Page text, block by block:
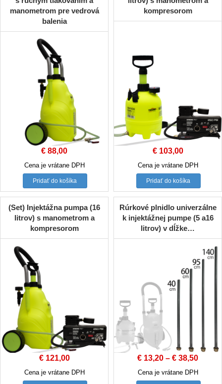
manometrom pre vedrová
balenia
€ 88,00
Cena je vrátane DPH
Pridať do košíka
kompresorom
€103,00
Cena je vrátane DPH
Pridať do košíka
(Set) Injektážna pumpa (16
litrov) s manometrom a
kompresorom
€121,00
Cena je vrátane DPH
Rúrkové plnidlo univerzálne
k injektážnej pumpe (5 a16
litrov) v dĺžke…
€ 13,20 – € 38,50
Cena je vrátane DPH